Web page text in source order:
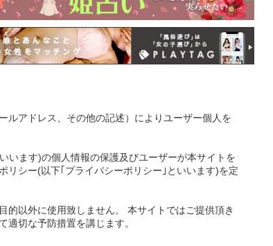
ルアドレス、その他の記述）によりユーザー個人を
います)の個人情報の保護及びユーザーが本サイトを
リシー(以下｢プライバシーポリシー｣といいます)を定
的以外に使用致しません。 本サイトではご提供頂き
適切な予防措置を講じます。